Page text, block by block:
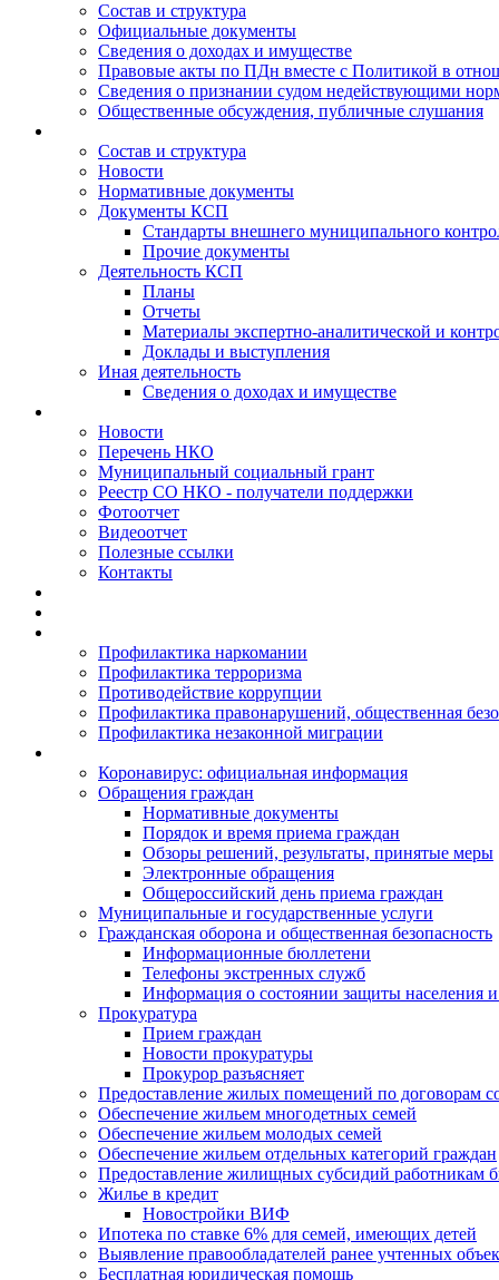
Состав и структура
Официальные документы
Сведения о доходах и имуществе
Правовые акты по ПДн вместе с Политикой в
Сведения о признании судом недействующими
Общественные обсуждения, публичные слушания
Состав и структура
Новости
Нормативные документы
Документы КСП
Стандарты внешнего муниципального
Прочие документы
Деятельность КСП
Планы
Отчеты
Материалы экспертно-аналитической и
Доклады и выступления
Иная деятельность
Сведения о доходах и имуществе
Новости
Перечень НКО
Муниципальный социальный грант
Реестр СО НКО - получатели поддержки
Фотоотчет
Видеоотчет
Полезные ссылки
Контакты
Профилактика наркомании
Профилактика терроризма
Противодействие коррупции
Профилактика правонарушений, общественная
Профилактика незаконной миграции
Коронавирус: официальная информация
Обращения граждан
Нормативные документы
Порядок и время приема граждан
Обзоры решений, результаты, принятые меры
Электронные обращения
Общероссийский день приема граждан
Муниципальные и государственные услуги
Гражданская оборона и общественная безопасность
Информационные бюллетени
Телефоны экстренных служб
Информация о состоянии защиты населения
Прокуратура
Прием граждан
Новости прокуратуры
Прокурор разъясняет
Предоставление жилых помещений по договорам
Обеспечение жильем многодетных семей
Обеспечение жильем молодых семей
Обеспечение жильем отдельных категорий граждан
Предоставление жилищных субсидий работникам
Жилье в кредит
Новостройки ВИФ
Ипотека по ставке 6% для семей, имеющих детей
Выявление правообладателей ранее учтенных
Бесплатная юридическая помощь